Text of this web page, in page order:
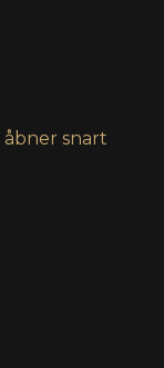
snart